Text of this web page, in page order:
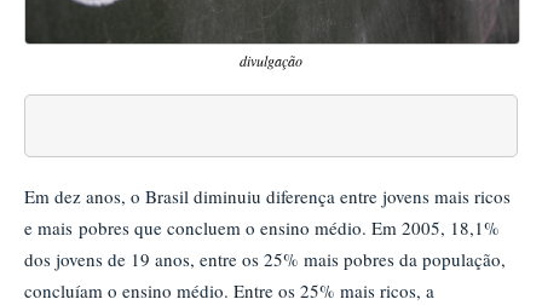
divulgação
Em dez anos, o Brasil diminuiu diferença entre jovens mais ricos
e mais pobres que concluem o ensino médio. Em 2005, 18,1%
dos jovens de 19 anos, entre os 25% mais pobres da população,
concluíam o ensino médio. Entre os 25% mais ricos, a